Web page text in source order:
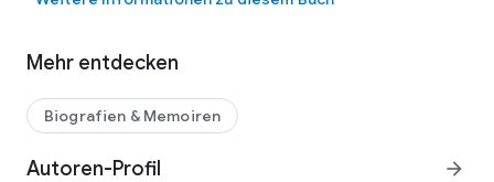
Mehr entdecken
Biografien & Memoiren
Autoren-Profil arrow_forward